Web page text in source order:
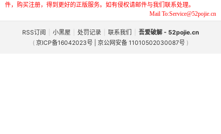
件，购买注册，得到更好的正版服务。如有侵权请邮件与我们联系处理。
Mail To:Service@52pojie.cn
RSS订阅 小黑屋 处罚记录 联系我们
吾爱破解 - 52pojie.cn
( 京ICP备16042023号 | 京公网安备 11010502030087号 )